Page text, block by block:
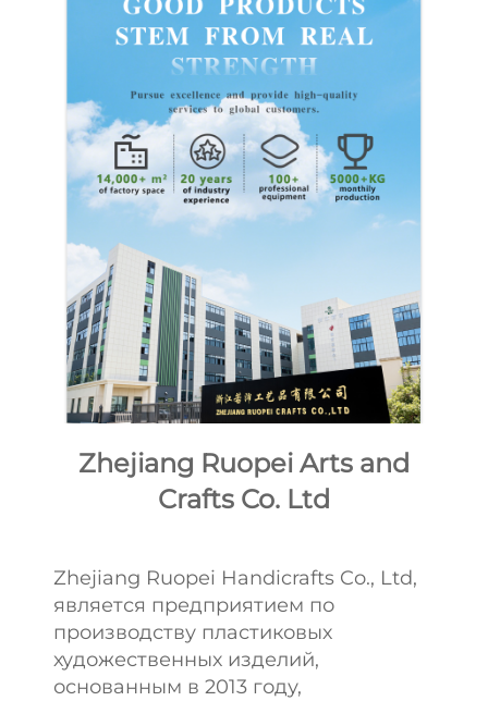
Zhejiang Ruopei Arts and
Crafts Co. Ltd
Zhejiang Ruopei Handicrafts Co., Ltd,
является предприятием по
производству пластиковых
художественных изделий,
основанным в 2013 году,